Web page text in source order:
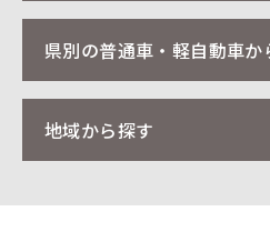
県別の普通車・軽自動車か
地域から探す